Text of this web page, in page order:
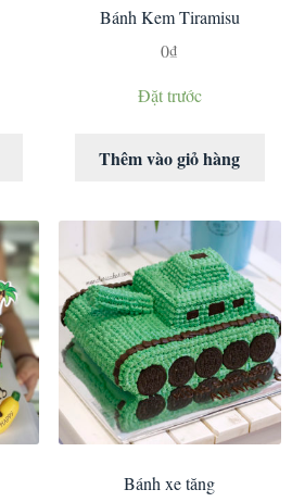
Bánh Kem Tiramisu
0₫
Đặt trước
Thêm vào giỏ hàng
Bánh xe tăng